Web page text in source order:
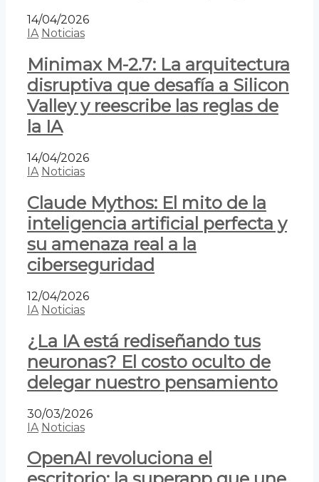
14/04/2026
IA Noticias
Minimax M-2.7: La arquitectura
disruptiva que desafía a Silicon
Valley y reescribe las reglas de
la IA
14/04/2026
IA Noticias
Claude Mythos: El mito de la
inteligencia artificial perfecta y
su amenaza real a la
ciberseguridad
12/04/2026
IA Noticias
¿La IA está rediseñando tus
neuronas? El costo oculto de
delegar nuestro pensamiento
30/03/2026
IA Noticias
OpenAI revoluciona el